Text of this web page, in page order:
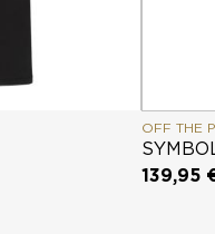
OFF THE
139,95